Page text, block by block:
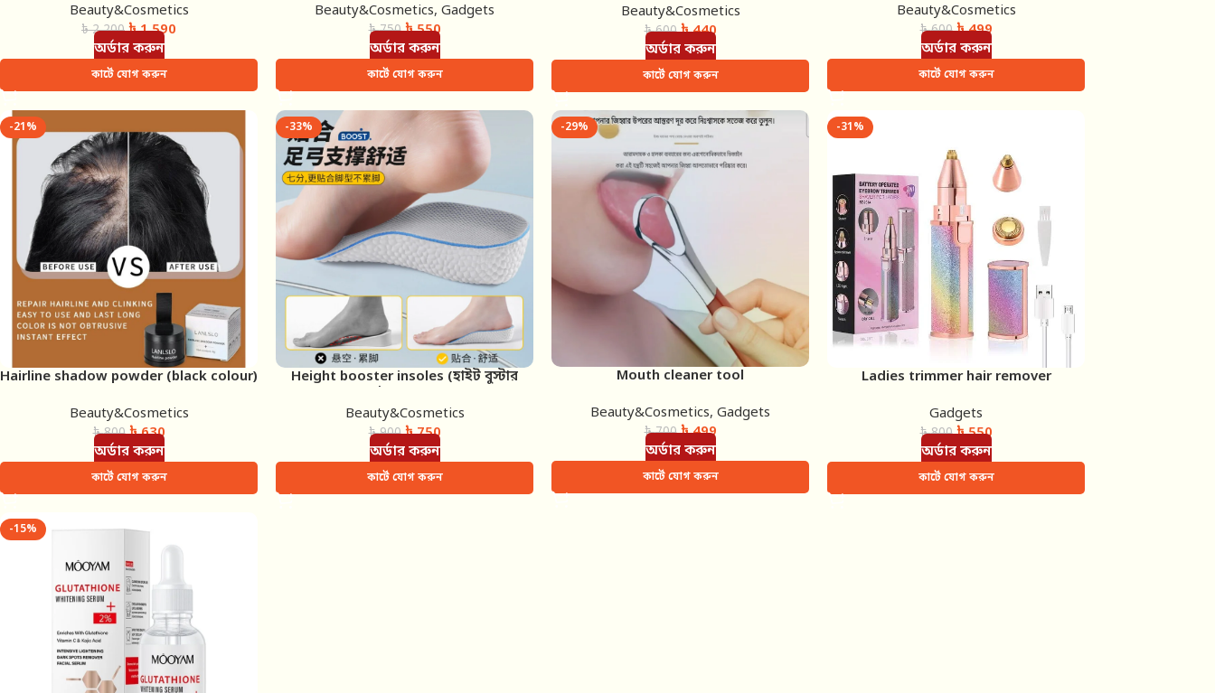
Beauty&Cosmetics
৳2,200 ৳1,590
অর্ডার করুন
কার্টে যোগ করুন
Beauty&Cosmetics, Gadgets
৳750 ৳550
অর্ডার করুন
কার্টে যোগ করুন
Beauty&Cosmetics
৳600 ৳440
অর্ডার করুন
কার্টে যোগ করুন
Beauty&Cosmetics
৳600 ৳499
অর্ডার করুন
কার্টে যোগ করুন
-21%
Hairline shadow powder (black colour)
Beauty&Cosmetics
৳800 ৳630
অর্ডার করুন
কার্টে যোগ করুন
-33%
Height booster insoles (হাইট বুস্টার
Beauty&Cosmetics
৳900 ৳750
অর্ডার করুন
কার্টে যোগ করুন
-29%
Mouth cleaner tool
Beauty&Cosmetics, Gadgets
৳700 ৳499
অর্ডার করুন
কার্টে যোগ করুন
-31%
Ladies trimmer hair remover
Gadgets
৳800 ৳550
অর্ডার করুন
কার্টে যোগ করুন
-15%